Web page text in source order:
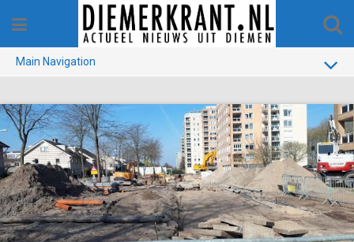
content
Main Navigation
GEMEENTE
1970-1990
VERKIEZINGEN
COLOFON